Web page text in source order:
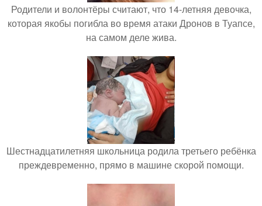
Родители и волонтёры считают, что 14-летняя девочка,
которая якобы погибла во время атаки Дронов в Туапсе,
на самом деле жива.
Шестнадцатилетняя школьница родила третьего ребёнка
преждевременно, прямо в машине скорой помощи.